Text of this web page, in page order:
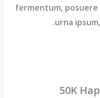
fermentum,